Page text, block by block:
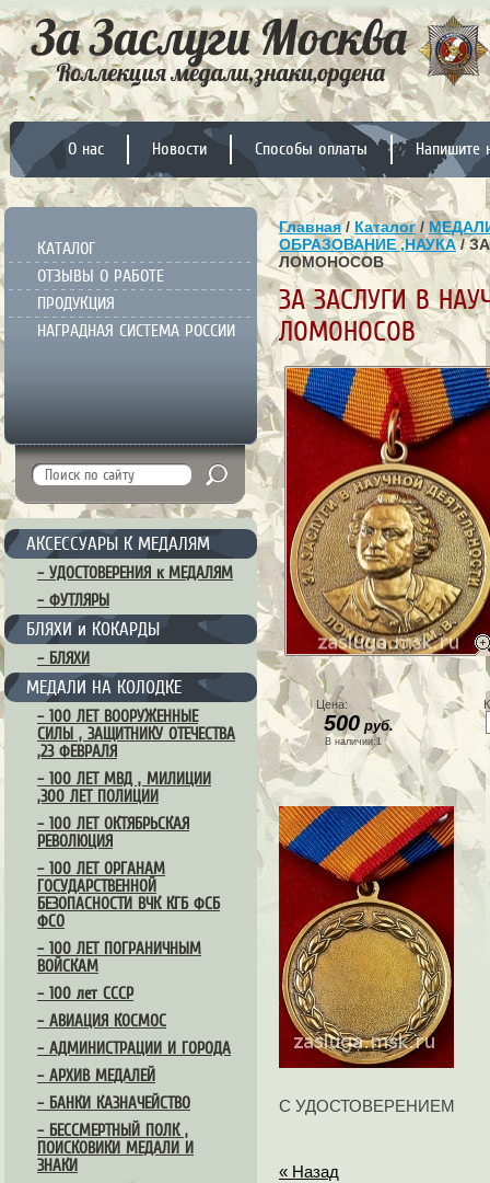
О нас Новости Способы оплаты Напишите
КАТАЛОГ
ОТЗЫВЫ О РАБОТЕ
ПРОДУКЦИЯ
НАГРАДНАЯ СИСТЕМА РОССИИ
АКСЕССУАРЫ К МЕДАЛЯМ
– УДОСТОВЕРЕНИЯ к МЕДАЛЯМ
– ФУТЛЯРЫ
БЛЯХИ и КОКАРДЫ
– БЛЯХИ
МЕДАЛИ НА КОЛОДКЕ
– 100 ЛЕТ ВООРУЖЕННЫЕ
СИЛЫ , ЗАЩИТНИКУ ОТЕЧЕСТВА
,23 ФЕВРАЛЯ
– 100 ЛЕТ МВД , МИЛИЦИИ
,300 ЛЕТ ПОЛИЦИИ
– 100 ЛЕТ ОКТЯБРЬСКАЯ
РЕВОЛЮЦИЯ
– 100 ЛЕТ ОРГАНАМ
ГОСУДАРСТВЕННОЙ
БЕЗОПАСНОСТИ ВЧК КГБ ФСБ
ФСО
– 100 ЛЕТ ПОГРАНИЧНЫМ
ВОЙСКАМ
– 100 лет СССР
– АВИАЦИЯ КОСМОС
– АДМИНИСТРАЦИИ И ГОРОДА
– АРХИВ МЕДАЛЕЙ
– БАНКИ КАЗНАЧЕЙСТВО
– БЕССМЕРТНЫЙ ПОЛК ,
ПОИСКОВИКИ МЕДАЛИ И
ЗНАКИ
Главная/ Каталог/
ОБРАЗОВАНИЕ ,НАУКА/
ЛОМОНОСОВ
ЗА ЗАСЛУГИ В
ЛОМОНОСОВ
Цена:
500 руб.
В наличии:1
С УДОСТОВЕРЕНИЕМ
« Назад